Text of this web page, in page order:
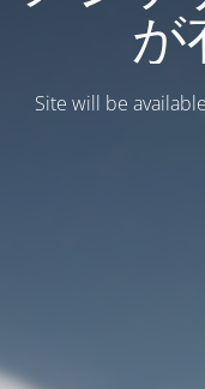
が
Site will be